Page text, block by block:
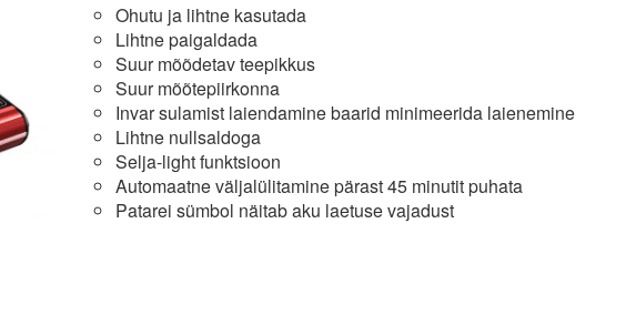
Ohutu ja lihtne kasutada
Lihtne paigaldada
Suur mõõdetav teepikkus
Suur mõõtepiirkonna
Invar sulamist laiendamine baarid minimeerida laienemine
Lihtne nullsaldoga
Selja-light funktsioon
Automaatne väljalülitamine pärast 45 minutit puhata
Patarei sümbol näitab aku laetuse vajadust